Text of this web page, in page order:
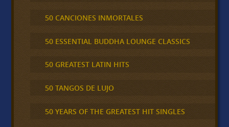
50 CANCIONES INMORTALES
50 ESSENTIAL BUDDHA LOUNGE CLASSICS
50 GREATEST LATIN HITS
50 TANGOS DE LUJO
50 YEARS OF THE GREATEST HIT SINGLES